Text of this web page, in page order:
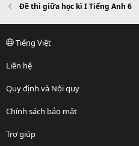
Đề thi giữa học kì I Tiếng Anh 6
Tiếng Việt
Liên hệ
Quy định và Nội quy
Chính sách bảo mật
Trợ giúp